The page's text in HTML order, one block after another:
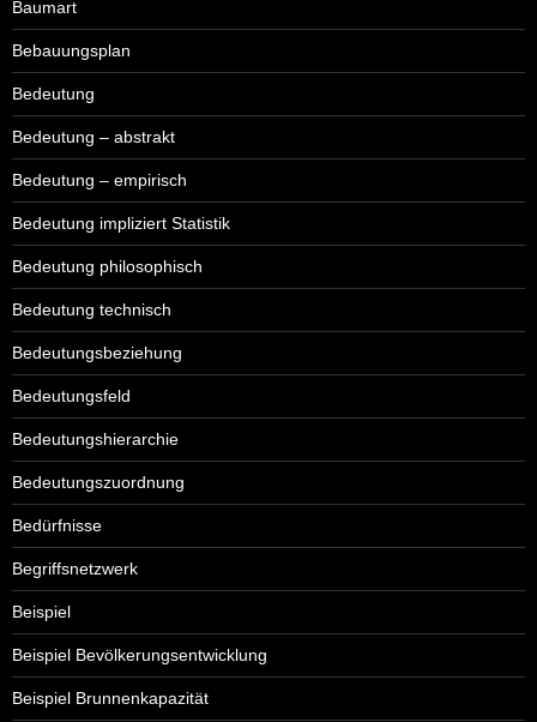
Baumart
Bebauungsplan
Bedeutung
Bedeutung – abstrakt
Bedeutung – empirisch
Bedeutung impliziert Statistik
Bedeutung philosophisch
Bedeutung technisch
Bedeutungsbeziehung
Bedeutungsfeld
Bedeutungshierarchie
Bedeutungszuordnung
Bedürfnisse
Begriffsnetzwerk
Beispiel
Beispiel Bevölkerungsentwicklung
Beispiel Brunnenkapazität